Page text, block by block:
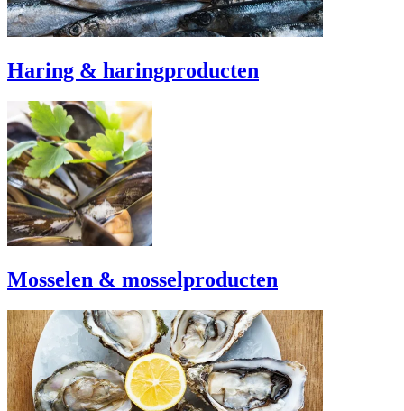
Haring & haringproducten
Mosselen & mosselproducten